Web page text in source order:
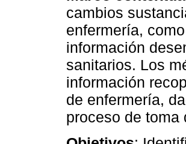
cambios
enfermería,
información
sanitarios. Los
información
de enfermería,
proceso de